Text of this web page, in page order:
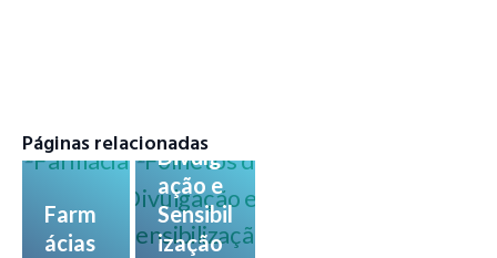
Páginas relacionadas
Farm
ácias
Divulg
ação e
Sensibil
ização